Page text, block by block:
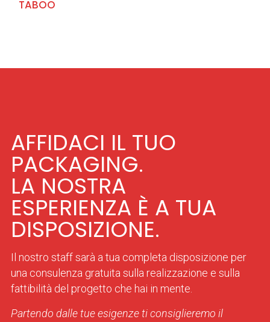
TABOO
AFFIDACI IL TUO
PACKAGING.
LA NOSTRA
ESPERIENZA È A TUA
DISPOSIZIONE.
Il nostro staff sarà a tua completa disposizione per
una consulenza gratuita sulla realizzazione e sulla
fattibilità del progetto che hai in mente.
Partendo dalle tue esigenze ti consiglieremo il